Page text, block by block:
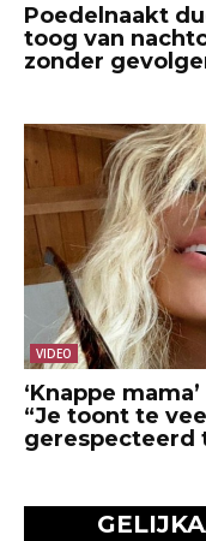
Poedelnaakt
toog van
zonder
VIDEO
‘Knappe
“Je toont te
gerespecteerd